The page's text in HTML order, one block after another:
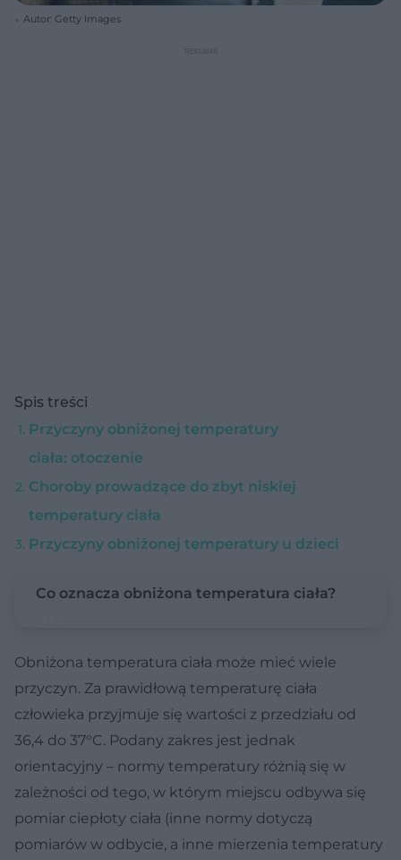
Autor: Getty Images
Spis treści
Przyczyny obniżonej temperatury
ciała: otoczenie
Choroby prowadzące do zbyt niskiej
temperatury ciała
Przyczyny obniżonej temperatury u dzieci
Co oznacza obniżona temperatura ciała?
Obniżona temperatura ciała może mieć wiele
przyczyn. Za prawidłową temperaturę ciała
człowieka przyjmuje się wartości z przedziału od
36,4 do 37°C. Podany zakres jest jednak
orientacyjny – normy temperatury różnią się w
zależności od tego, w którym miejscu odbywa się
pomiar ciepłoty ciała (inne normy dotyczą
pomiarów w odbycie, a inne mierzenia temperatury